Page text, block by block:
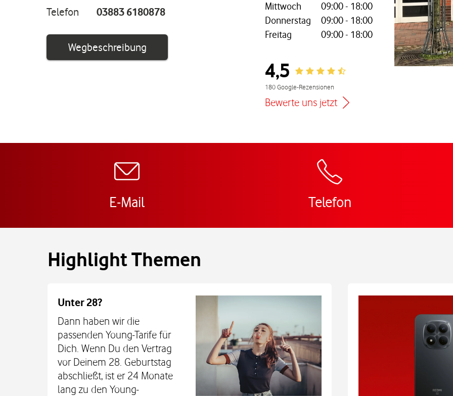
Telefon 03883 6180878
WegbeschreibungLink öffnet in einem neuen Tab
Mittwoch
09:00- 18:00
Donnerstag
09:00- 18:00
Freitag
09:00- 18:00
4,5 Rating 4.5
180 Google-Rezensionen
Bewerte uns jetzt
E-Mail Telefon
Highlight Themen
Unter 28?
Dann haben wir die
passenden Young-Tarife für
Dich. Wenn Du den Vertrag
vor Deinem 28. Geburtstag
abschließt, ist er 24 Monate
lang zu den Young-